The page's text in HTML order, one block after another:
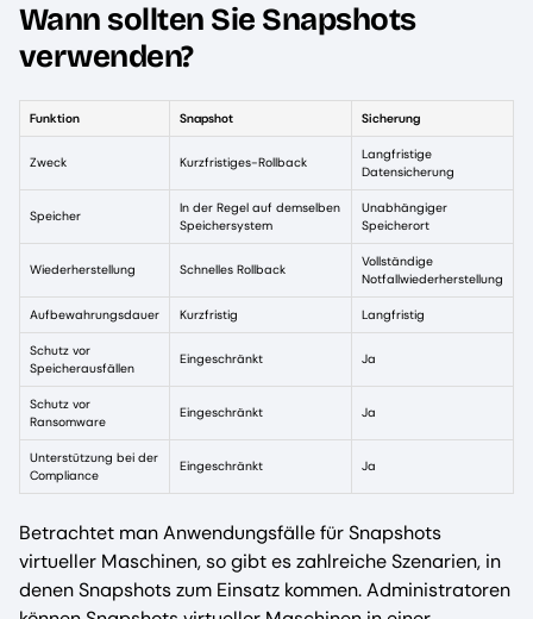
Wann sollten Sie Snapshots
verwenden?
Funktion Snapshot Sicherung
Zweck Kurzfristiges-Rollback
Langfristige
Datensicherung
Speicher
In der Regel auf demselben
Speichersystem
Unabhängiger
Speicherort
Wiederherstellung Schnelles Rollback
Vollständige
Notfallwiederherstellung
Aufbewahrungsdauer Kurzfristig Langfristig
Schutz vor
Speicherausfällen
Eingeschränkt Ja
Schutz vor
Ransomware
Eingeschränkt Ja
Unterstützung bei der
Compliance
Eingeschränkt Ja
Betrachtet man Anwendungsfälle für Snapshots
virtueller Maschinen, so gibt es zahlreiche Szenarien, in
denen Snapshots zum Einsatz kommen. Administratoren